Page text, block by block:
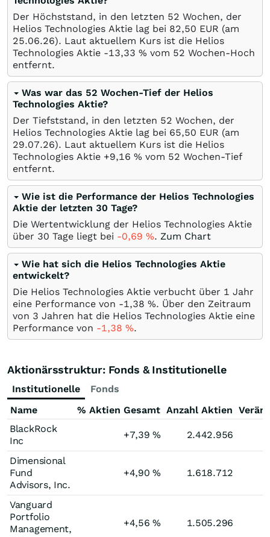
Der Höchststand, in den letzten 52 Wochen, der
Helios Technologies Aktie lag bei 82,50 EUR (am
25.06.26). Laut aktuellem Kurs ist die Helios
Technologies Aktie -13,33 % vom 52 Wochen-Hoch
entfernt.
Was war das 52 Wochen-Tief der Helios
Technologies Aktie?
Der Tiefststand, in den letzten 52 Wochen, der
Helios Technologies Aktie lag bei 65,50 EUR (am
29.07.26). Laut aktuellem Kurs ist die Helios
Technologies Aktie +9,16 % vom 52 Wochen-Tief
entfernt.
Wie ist die Performance der Helios Technologies
Aktie der letzten 30 Tage?
Die Wertentwicklung der Helios Technologies Aktie
über 30 Tage liegt bei -0,69 %. Zum Chart
Wie hat sich die Helios Technologies Aktie
entwickelt?
Die Helios Technologies Aktie verbucht über 1 Jahr
eine Performance von -1,38 %. Über den Zeitraum
von 3 Jahren hat die Helios Technologies Aktie eine
Performance von -1,38 %.
Aktionärsstruktur: Fonds & Institutionelle
Institutionelle
Fonds
Name
% Aktien Gesamt Anzahl Aktien
BlackRock
Inc
+7,39% 2.442.956
Dimensional
Fund
Advisors, Inc.
+4,90% 1.618.712
Vanguard
Portfolio
Management,
+4,56% 1.505.296